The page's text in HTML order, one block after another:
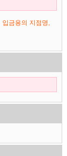
금용의 지점명,